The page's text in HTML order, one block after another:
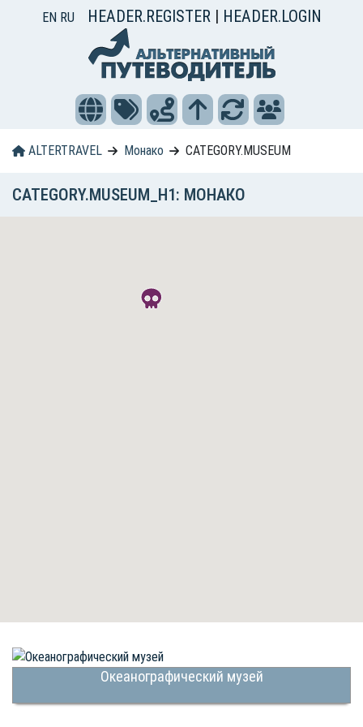
EN RU HEADER.REGISTER | HEADER.LOGIN
ALTERTRAVEL Монако CATEGORY.MUSEUM
CATEGORY.MUSEUM_H1: МОНАКО
Океанографический музей